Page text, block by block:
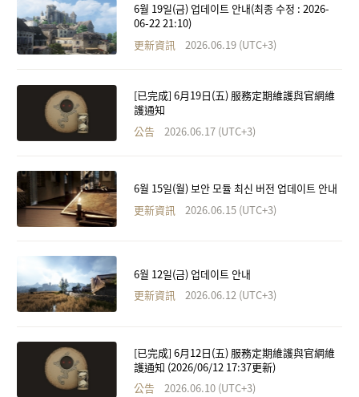
6월 19일(금) 업데이트 안내(최종 수정 : 2026-
06-22 21:10)
更新資訊
2026.06.19 (UTC+3)
[已完成] 6月19日(五) 服務定期維護與官網維
護通知
公告
2026.06.17 (UTC+3)
6월 15일(월) 보안 모듈 최신 버전 업데이트 안내
更新資訊
2026.06.15 (UTC+3)
6월 12일(금) 업데이트 안내
更新資訊
2026.06.12 (UTC+3)
[已完成] 6月12日(五) 服務定期維護與官網維
護通知 (2026/06/12 17:37更新)
公告
2026.06.10 (UTC+3)